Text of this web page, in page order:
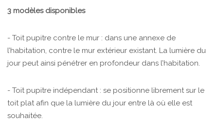
3 modèles disponibles
- Toit pupitre contre le mur : dans une annexe de
l’habitation, contre le mur extérieur existant. La lumière du
jour peut ainsi pénétrer en profondeur dans l’habitation.
- Toit pupitre indépendant : se positionne librement sur le
toit plat afin que la lumière du jour entre là où elle est
souhaitée.